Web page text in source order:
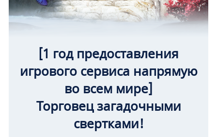
[1 год предоставления
игрового сервиса напрямую
во всем мире]
Торговец загадочными
свертками!